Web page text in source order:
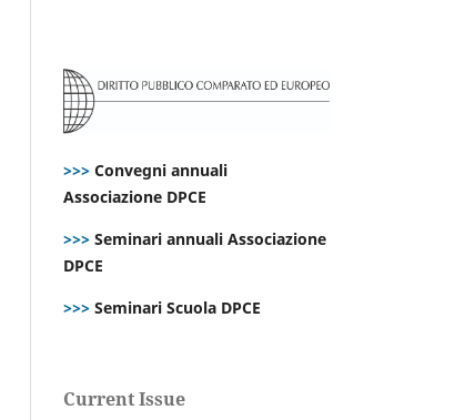
>>> Convegni annuali
Associazione DPCE
>>> Seminari annuali Associazione
DPCE
>>> Seminari Scuola DPCE
Current Issue